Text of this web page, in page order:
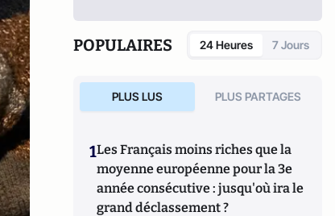
POPULAIRES 24 Heures 7 Jours
PLUS LUS PLUS PARTAGES
1Les Français moins riches que la
moyenne européenne pour la 3e
année consécutive : jusqu'où ira le
grand déclassement ?